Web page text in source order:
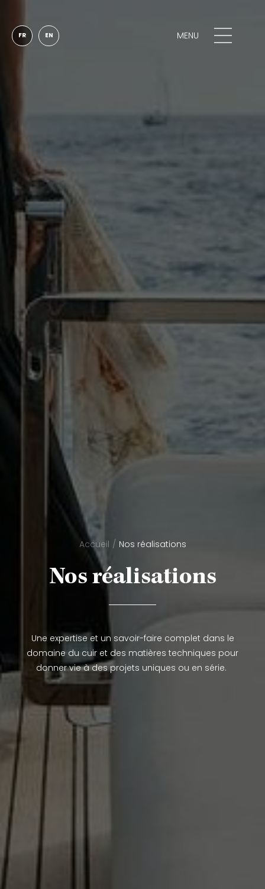
FR EN MENU
Accueil Nos réalisations
Nos réalisations
Une expertise et un savoir-faire complet dans le
domaine du cuir et des matières techniques pour
donner vie à des projets uniques ou en série.